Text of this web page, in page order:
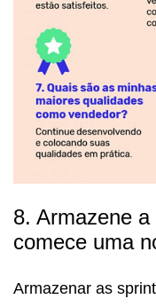
8. Armazene
comece uma
Armazenar as